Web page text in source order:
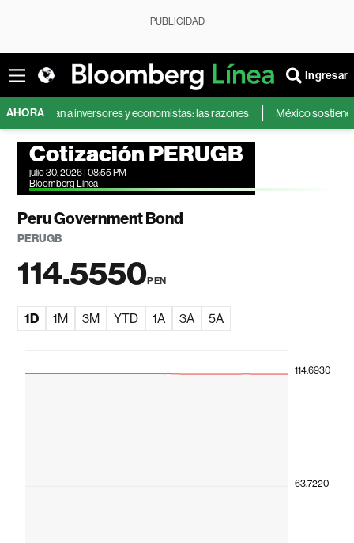
PUBLICIDAD
Ingresar
AHORAa inversores y economistas: las razones México sostiene que
Cotización PERUGB
julio 30, 2026 | 08:55 PM
Bloomberg Línea
Peru Government Bond
PERUGB
114.5550PEN
1D 1M 3M YTD 1A 3A 5A
63.7220
114.6930